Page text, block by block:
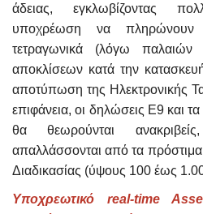
άδειας, εγκλωβίζοντας
υποχρέωση να
τετραγωνικά (λόγω
αποκλίσεων κατά την
αποτύπωση της Ηλεκτρονικής
επιφάνεια, οι δηλώσεις Ε9 και
θα θεωρούνται
απαλλάσσονται από τα
Διαδικασίας (ύψους 100 έως
Υποχρεωτικό real-time